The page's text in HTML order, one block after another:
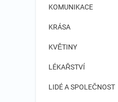
KOMUNIKACE
KRÁSA
KVĚTINY
LÉKAŘSTVÍ
LIDÉ A SPOLEČNOST